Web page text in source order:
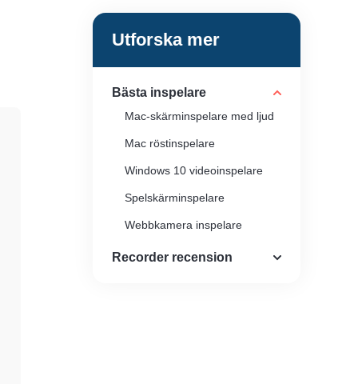
Utforska mer
Bästa inspelare
Mac-skärminspelare med ljud
Mac röstinspelare
Windows 10 videoinspelare
Spelskärminspelare
Webbkamera inspelare
Minecraft skärminspelare
Recorder recension